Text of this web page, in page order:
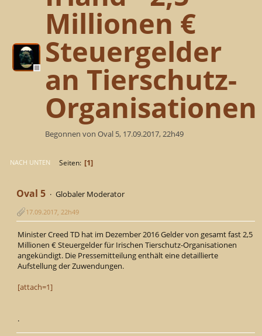
Millionen €
Steuergelder
an Tierschutz-
Organisationen
Begonnen von Oval 5, 17.09.2017, 22h49
NACH UNTEN Seiten 1
Oval 5 Globaler Moderator
17.09.2017, 22h49
Minister Creed TD hat im Dezember 2016 Gelder von gesamt fast 2,5
Millionen € Steuergelder für Irischen Tierschutz-Organisationen
angekündigt. Die Pressemitteilung enthält eine detaillierte
Aufstellung der Zuwendungen.
[attach=1]
.